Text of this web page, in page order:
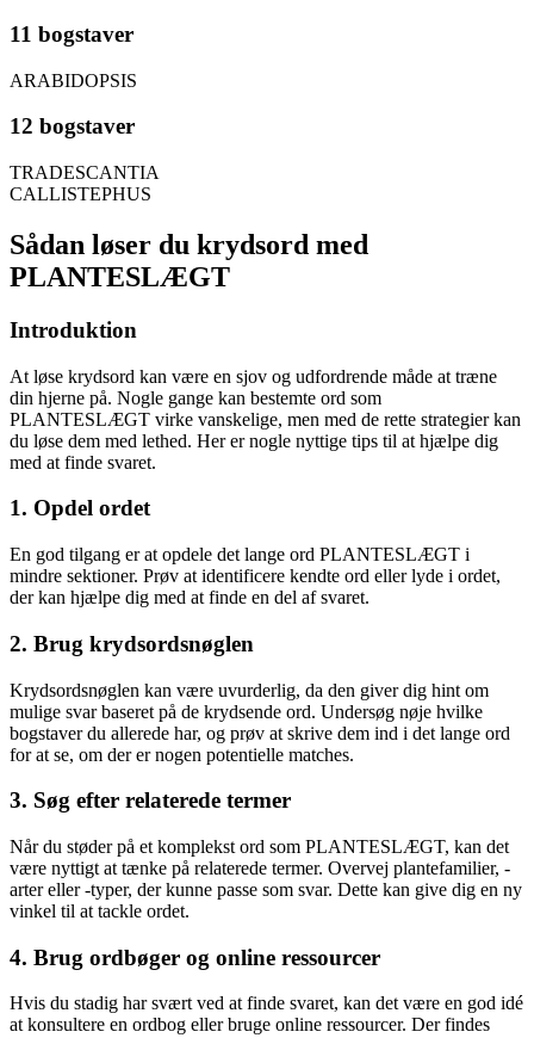
11 bogstaver
ARABIDOPSIS
12 bogstaver
TRADESCANTIA
CALLISTEPHUS
Sådan løser du krydsord med
PLANTESLÆGT
Introduktion
At løse krydsord kan være en sjov og udfordrende måde at træne
din hjerne på. Nogle gange kan bestemte ord som
PLANTESLÆGT virke vanskelige, men med de rette strategier kan
du løse dem med lethed. Her er nogle nyttige tips til at hjælpe dig
med at finde svaret.
1. Opdel ordet
En god tilgang er at opdele det lange ord PLANTESLÆGT i
mindre sektioner. Prøv at identificere kendte ord eller lyde i ordet,
der kan hjælpe dig med at finde en del af svaret.
2. Brug krydsordsnøglen
Krydsordsnøglen kan være uvurderlig, da den giver dig hint om
mulige svar baseret på de krydsende ord. Undersøg nøje hvilke
bogstaver du allerede har, og prøv at skrive dem ind i det lange ord
for at se, om der er nogen potentielle matches.
3. Søg efter relaterede termer
Når du støder på et komplekst ord som PLANTESLÆGT, kan det
være nyttigt at tænke på relaterede termer. Overvej plantefamilier, -
arter eller -typer, der kunne passe som svar. Dette kan give dig en ny
vinkel til at tackle ordet.
4. Brug ordbøger og online ressourcer
Hvis du stadig har svært ved at finde svaret, kan det være en god idé
at konsultere en ordbog eller bruge online ressourcer. Der findes